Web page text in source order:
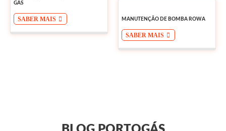
GÁS
SABER MAIS MANUTENÇÃO DE BOMBA ROWA
SABER MAIS